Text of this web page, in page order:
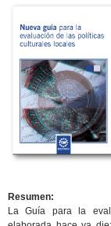
Resumen:
La Guía para la